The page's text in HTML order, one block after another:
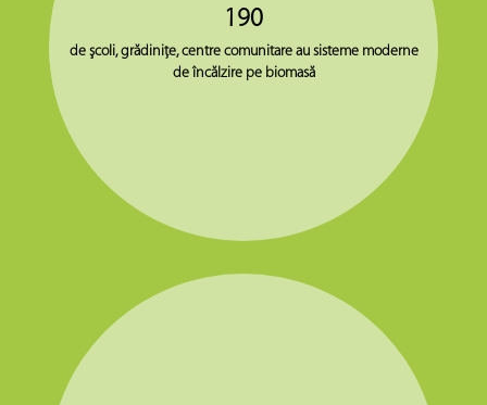
190
de şcoli, grădiniţe, centre comunitare au sisteme moderne
de încălzire pe biomasă